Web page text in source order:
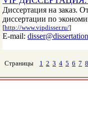
Диссертация на заказ.
диссертации по
[http://www.vipdisser.ru/]
E-mail:
Страницы 1 2 3 4 5 6 7 8